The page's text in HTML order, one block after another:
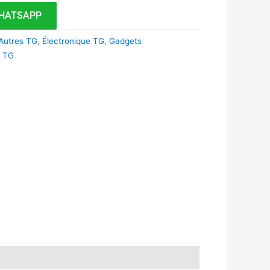
TG, Électronique TG,Gadgets
TG